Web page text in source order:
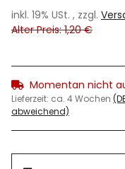
inkl. 19% USt. , zzgl.
Alter Preis: 1,20 €
Momentan nicht
Lieferzeit: ca. 4 Wochen
abweichend)